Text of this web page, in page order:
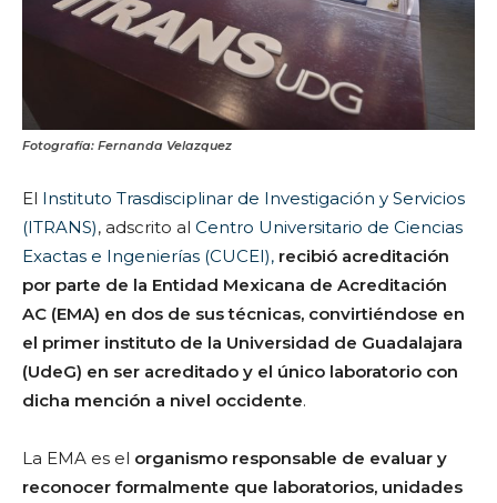
Fotografía: Fernanda Velazquez
El Instituto Trasdisciplinar de Investigación y Servicios
(ITRANS), adscrito al Centro Universitario de Ciencias
Exactas e Ingenierías (CUCEI), recibió acreditación
por parte de la Entidad Mexicana de Acreditación
AC (EMA) en dos de sus técnicas, convirtiéndose en
el primer instituto de la Universidad de Guadalajara
(UdeG) en ser acreditado y el único laboratorio con
dicha mención a nivel occidente.
La EMA es el organismo responsable de evaluar y
reconocer formalmente que laboratorios, unidades